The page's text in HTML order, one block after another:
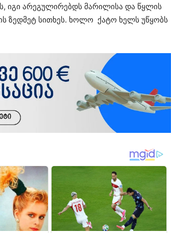
იგი არეგულირებდს მარილისა და წყლის
ზედმეტ სითხეს. ხოლო ქატო ხელს უწყობს